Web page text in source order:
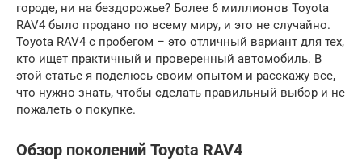
городе, ни на бездорожье? Более 6 миллионов Toyota
RAV4 было продано по всему миру, и это не случайно.
Toyota RAV4 с пробегом – это отличный вариант для тех,
кто ищет практичный и проверенный автомобиль. В
этой статье я поделюсь своим опытом и расскажу все,
что нужно знать, чтобы сделать правильный выбор и не
пожалеть о покупке.
Обзор поколений Toyota RAV4